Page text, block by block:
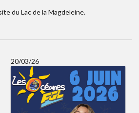
du Lac de la Magdeleine.
20/03/26